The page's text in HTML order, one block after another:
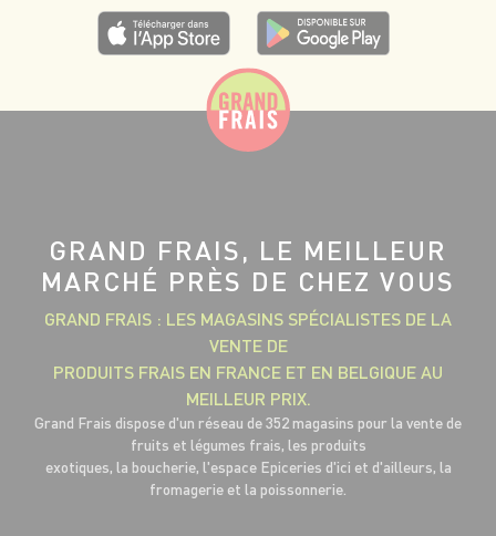
GRAND FRAIS, LE MEILLEUR
MARCHÉ PRÈS DE CHEZ VOUS
GRAND FRAIS : LES MAGASINS SPÉCIALISTES DE LA
VENTE DE
PRODUITS FRAIS EN FRANCE ET EN BELGIQUE AU
MEILLEUR PRIX.
Grand Frais dispose d'un réseau de 352 magasins pour la vente de
fruits et légumes frais, les produits
exotiques, la boucherie, l'espace Epiceries d'ici et d'ailleurs, la
fromagerie et la poissonnerie.